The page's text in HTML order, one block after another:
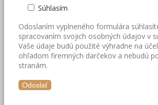
Súhlasím
Odoslaním vyplneného formulára
spracovaním svojich osobných údajov v
Vaše údaje budú použité výhradne na
ohľadom firemných darčekov a nebudú
stranám.